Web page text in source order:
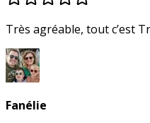
Très agréable, tout c’est
Fanélie